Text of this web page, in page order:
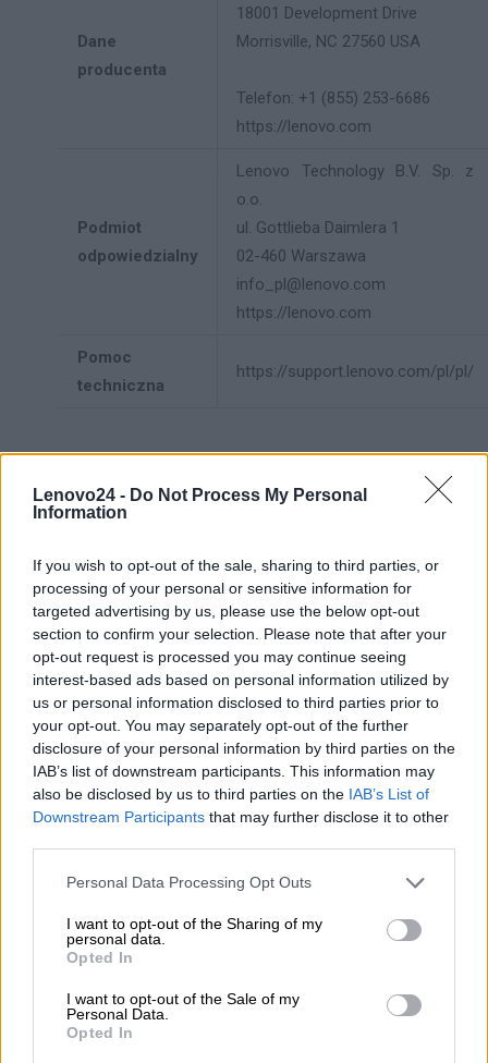
Lenovo24 - Do Not Process My Personal
Information
If you wish to opt-out of the sale, sharing to third parties, or
processing of your personal or sensitive information for
targeted advertising by us, please use the below opt-out
section to confirm your selection. Please note that after your
opt-out request is processed you may continue seeing
interest-based ads based on personal information utilized by
us or personal information disclosed to third parties prior to
your opt-out. You may separately opt-out of the further
disclosure of your personal information by third parties on the
IAB’s list of downstream participants. This information may
also be disclosed by us to third parties on the IAB’s List of
Downstream Participants that may further disclose it to other
Personal Data Processing Opt Outs
I want to opt-out of the Sharing of my
personal data.
Opted In
I want to opt-out of the Sale of my
Personal Data.
Opted In
Dane
producenta
18001 Development Drive
Morrisville, NC 27560 USA
Telefon: +1 (855) 253-6686
https://lenovo.com
Podmiot
odpowiedzialny
Lenovo Technology B.V. Sp. z
o.o.
ul. Gottlieba Daimlera 1
02-460 Warszawa
info_pl@lenovo.com
https://lenovo.com
Pomoc
techniczna
https://support.lenovo.com/pl/pl/
Zapytanie o "Plecak Lenovo ThinkPad
Professional 15.6"
EMAIL
WIADOMOŚĆ